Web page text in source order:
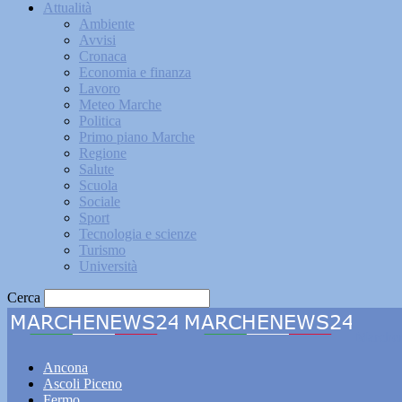
Attualità
Ambiente
Avvisi
Cronaca
Economia e finanza
Lavoro
Meteo Marche
Politica
Primo piano Marche
Regione
Salute
Scuola
Sociale
Sport
Tecnologia e scienze
Turismo
Università
Cerca
Ancona
Ascoli Piceno